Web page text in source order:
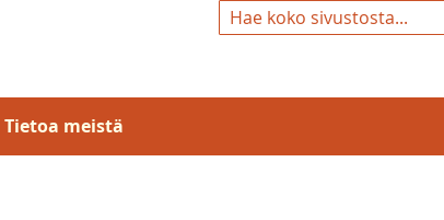
Tietoa meistä